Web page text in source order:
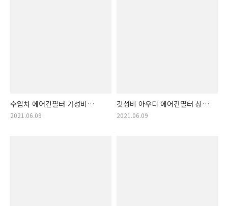
수입차 에어컨필터 가성비
뛰어난 추천 제품 수입차 전용
2021.06.09
갓성비 아우디 에어컨필터 상품
리스트. 아우디에어컨필터 저가
2021.06.09